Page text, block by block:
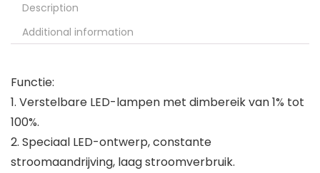
Description
Additional information
Functie:
1. Verstelbare LED-lampen met dimbereik van 1% tot
100%.
2. Speciaal LED-ontwerp, constante
stroomaandrijving, laag stroomverbruik.